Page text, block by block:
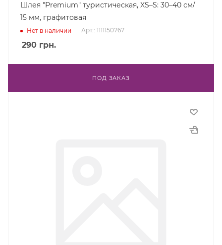
Шлея "Premium" туристическая, XS–S: 30–40 см/
15 мм, графитовая
Нет в наличии Арт.: 1111150767
290 грн.
ПОД ЗАКАЗ